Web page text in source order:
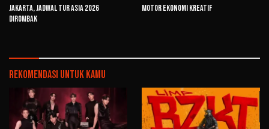
Jakarta, Jadwal Tur Asia 2026
Dirombak
Motor Ekonomi Kreatif
Rekomendasi untuk kamu